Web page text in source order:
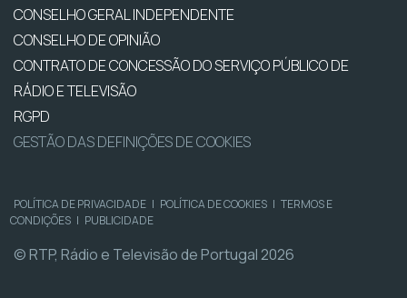
CONSELHO GERAL INDEPENDENTE
CONSELHO DE OPINIÃO
CONTRATO DE CONCESSÃO DO SERVIÇO PÚBLICO DE
RÁDIO E TELEVISÃO
RGPD
GESTÃO DAS DEFINIÇÕES DE COOKIES
POLÍTICA DE PRIVACIDADE | POLÍTICA DE COOKIES | TERMOS E
CONDIÇÕES | PUBLICIDADE
© RTP, Rádio e Televisão de Portugal 2026